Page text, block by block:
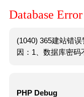
Database Error
(1040) 365建站错
因：1、数据库密码
PHP Debug